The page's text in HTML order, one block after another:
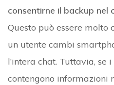
consentirne il backup nel
Questo può essere molto
un utente cambi
l’intera chat. Tuttavia, se
contengono informazioni